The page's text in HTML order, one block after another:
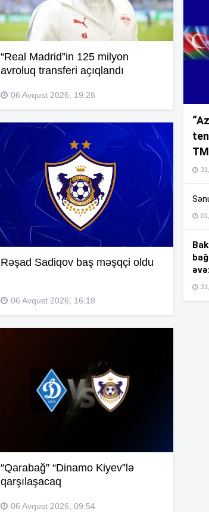
“Real Madrid”in 125 milyon
avroluq transferi açıqlandı
06 Avqust 2026, 19:26
Rəşad Sadiqov baş məşqçi oldu
06 Avqust 2026, 16:18
“Qarabağ” “Dinamo Kiyev”lə
qarşılaşacaq
06 Avqust 2026, 09:54